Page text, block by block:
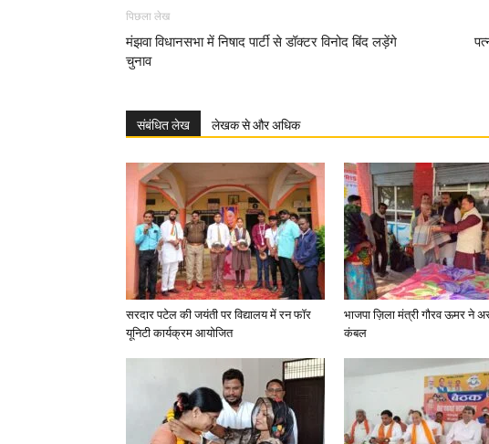
पिछला लेख
मंझवा विधानसभा में निषाद पार्टी से डॉक्टर विनोद बिंद लड़ेंगे
चुनाव
संबंधित लेख लेखक से और अधिक
सरदार पटेल की जयंती पर विद्यालय में रन फॉर
यूनिटी कार्यक्रम आयोजित
भाजपा ज़िला मंत्री गौरव ऊमर ने
कंबल